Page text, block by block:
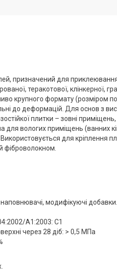
призначений для приклеювання
теракотової, клінкерної,
крупного формату (розміром
до деформацій. Для основ з
плитки – зовні приміщень,
для вологих приміщень (ванних
Використовується для кріплення
фіброволокном.
модифікуючі добавки.
A1:2003: С1
через 28 діб: > 0,5 МПа